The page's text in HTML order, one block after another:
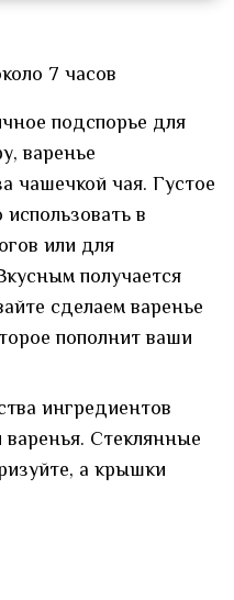
7 часов
подспорье для
варенье
чашечкой чая. Густое
в
или для
получается
сделаем варенье
пополнит ваши
ингредиентов
Стеклянные
а крышки